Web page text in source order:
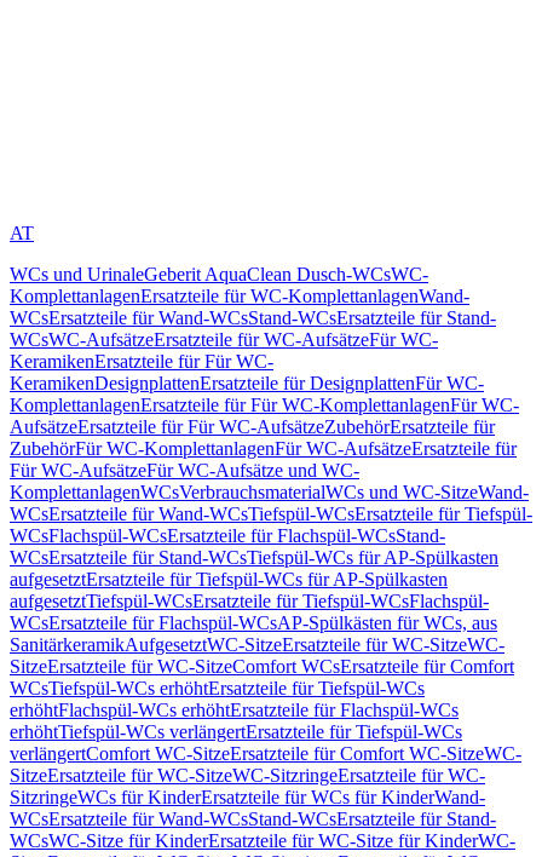
AT
WCs und UrinaleGeberit AquaClean Dusch-WCsWC-
KomplettanlagenErsatzteile für WC-KomplettanlagenWand-
WCsErsatzteile für Wand-WCsStand-WCsErsatzteile für Stand-
WCsWC-AufsätzeErsatzteile für WC-AufsätzeFür WC-
KeramikenErsatzteile für Für WC-
KeramikenDesignplattenErsatzteile für DesignplattenFür WC-
KomplettanlagenErsatzteile für Für WC-KomplettanlagenFür WC-
AufsätzeErsatzteile für Für WC-AufsätzeZubehörErsatzteile für
ZubehörFür WC-KomplettanlagenFür WC-AufsätzeErsatzteile für
Für WC-AufsätzeFür WC-Aufsätze und WC-
KomplettanlagenWCsVerbrauchsmaterialWCs und WC-SitzeWand-
WCsErsatzteile für Wand-WCsTiefspül-WCsErsatzteile für Tiefspül-
WCsFlachspül-WCsErsatzteile für Flachspül-WCsStand-
WCsErsatzteile für Stand-WCsTiefspül-WCs für AP-Spülkasten
aufgesetztErsatzteile für Tiefspül-WCs für AP-Spülkasten
aufgesetztTiefspül-WCsErsatzteile für Tiefspül-WCsFlachspül-
WCsErsatzteile für Flachspül-WCsAP-Spülkästen für WCs, aus
SanitärkeramikAufgesetztWC-SitzeErsatzteile für WC-SitzeWC-
SitzeErsatzteile für WC-SitzeComfort WCsErsatzteile für Comfort
WCsTiefspül-WCs erhöhtErsatzteile für Tiefspül-WCs
erhöhtFlachspül-WCs erhöhtErsatzteile für Flachspül-WCs
erhöhtTiefspül-WCs verlängertErsatzteile für Tiefspül-WCs
verlängertComfort WC-SitzeErsatzteile für Comfort WC-SitzeWC-
SitzeErsatzteile für WC-SitzeWC-SitzringeErsatzteile für WC-
SitzringeWCs für KinderErsatzteile für WCs für KinderWand-
WCsErsatzteile für Wand-WCsStand-WCsErsatzteile für Stand-
WCsWC-Sitze für KinderErsatzteile für WC-Sitze für KinderWC-